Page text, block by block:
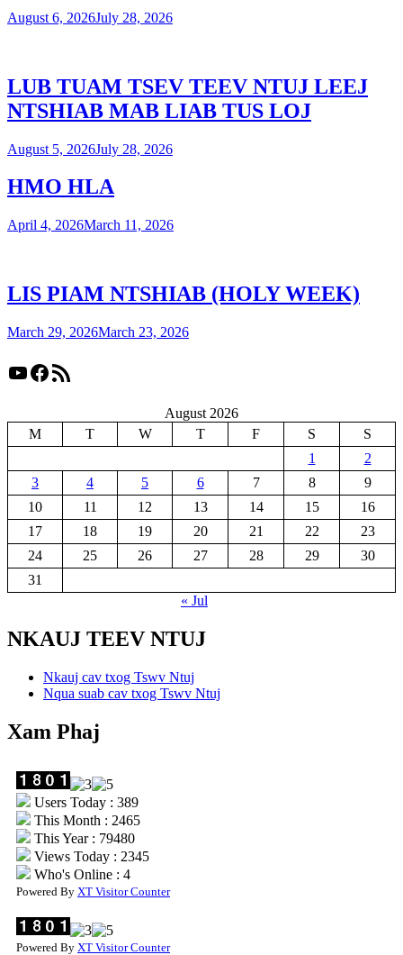
August 6, 2026July 28, 2026
LUB TUAM TSEV TEEV NTUJ LEEJ
NTSHIAB MAB LIAB TUS LOJ
August 5, 2026July 28, 2026
HMO HLA
April 4, 2026March 11, 2026
LIS PIAM NTSHIAB (HOLY WEEK)
March 29, 2026March 23, 2026
YouTube
Facebook
RSS Feed
August 2026
M
T W T F S
S
1
2
3
4 5 6 7 8
9
10
11 12 13 14 15
16
17
18 19 20 21 22
23
24
25 26 27 28 29
30
31
« Jul
NKAUJ TEEV NTUJ
Nkauj cav txog Tswv Ntuj
Nqua suab cav txog Tswv Ntuj
Xam Phaj
Users Today : 389
This Month : 2465
This Year : 79480
Views Today : 2345
Who's Online : 4
Powered By XT Visitor Counter
Powered By XT Visitor Counter